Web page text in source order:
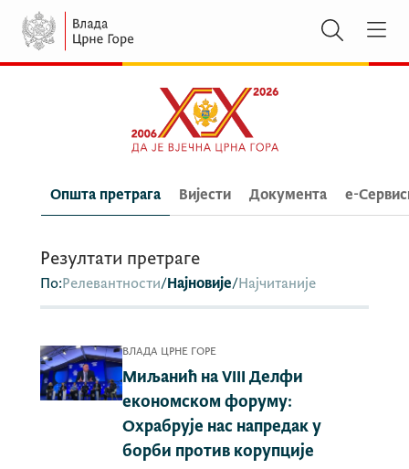
Општа претрага Вијести Документа e-
Резултати претраге
По:Релевантности/Најновије/Најчитаније
ВЛАДА ЦРНЕ ГОРЕ
Миљанић на VIII Делфи
економском форуму:
Охрабрује нас напредак у
борби против корупције